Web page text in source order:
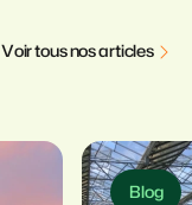
Voirtousnosarticles
Blog